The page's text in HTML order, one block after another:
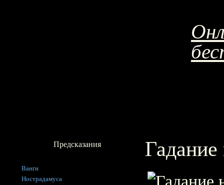
Гадание
Предсказания
Ванги
Нострадамуса